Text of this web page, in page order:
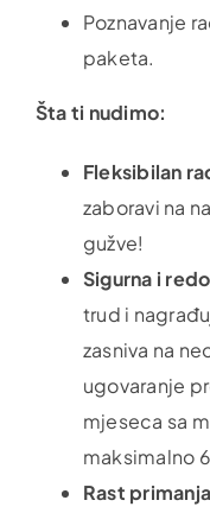
Poznavanje
paketa.
Šta ti nudimo:
Fleksibilan
zaboravi na
gužve!
Sigurna i
trud i
zasniva na
ugovaranje
mjeseca sa
maksimalno
Rast